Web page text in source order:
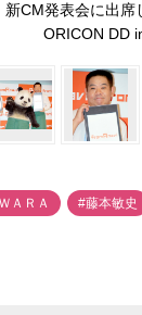
新CM発表会に出
ORICON DD
ＡＲＡ #藤本敏史